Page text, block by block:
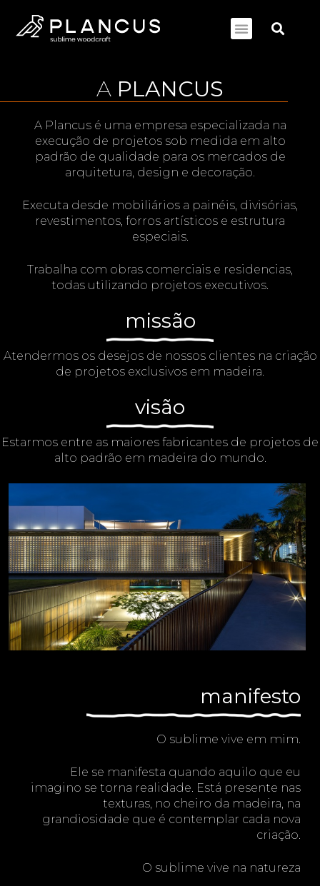
A PLANCUS
A Plancus é uma empresa especializada na
execução de projetos sob medida em alto
padrão de qualidade para os mercados de
arquitetura, design e decoração.
Executa desde mobiliários a painéis, divisórias,
revestimentos, forros artísticos e estrutura
especiais.
Trabalha com obras comerciais e residencias,
todas utilizando projetos executivos.
missão
Atendermos os desejos de nossos clientes na criação
de projetos exclusivos em madeira.
visão
Estarmos entre as maiores fabricantes de projetos de
alto padrão em madeira do mundo.
manifesto
O sublime vive em mim.
Ele se manifesta quando aquilo que eu
imagino se torna realidade. Está presente nas
texturas, no cheiro da madeira, na
grandiosidade que é contemplar cada nova
criação.
O sublime vive na natureza